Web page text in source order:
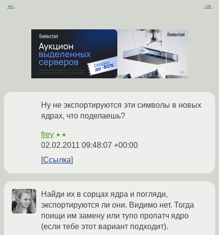
← →
Ну не экспортируются эти символы в новых
ядрах, что поделаешь?
frey ★★
02.02.2011 09:48:07 +00:00
Ссылка
Найди их в сорцах ядра и погляди,
экспортируются ли они. Видимо нет. Тогда
поищи им замену или тупо пропатч ядро
(если тебе этот вариант подходит).